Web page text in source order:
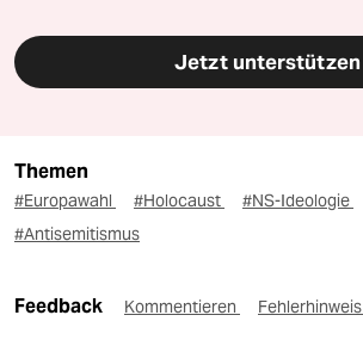
Jetzt unterstützen
Themen
#Europawahl #Holocaust #NS-Ideologie
#Antisemitismus
Feedback Kommentieren Fehlerhinweis